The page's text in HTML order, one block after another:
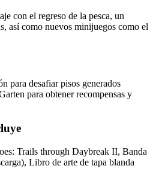
con el regreso de la pesca, un
así como nuevos minijuegos como el
para desafiar pisos generados
para obtener recompensas y
Trails through Daybreak II, Banda
Libro de arte de tapa blanda